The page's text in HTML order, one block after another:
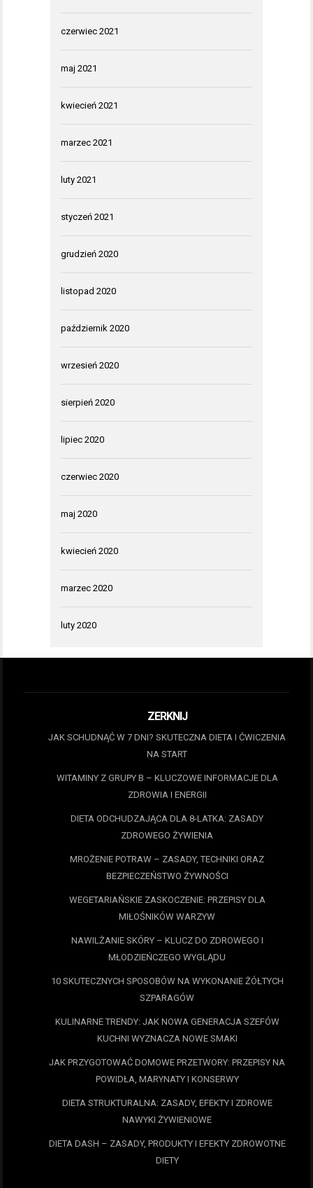
czerwiec 2021
maj 2021
kwiecień 2021
marzec 2021
luty 2021
styczeń 2021
grudzień 2020
listopad 2020
październik 2020
wrzesień 2020
sierpień 2020
lipiec 2020
czerwiec 2020
maj 2020
kwiecień 2020
marzec 2020
luty 2020
ZERKNIJ
JAK SCHUDNĄĆ W 7 DNI? SKUTECZNA DIETA I ĆWICZENIA
NA START
WITAMINY Z GRUPY B – KLUCZOWE INFORMACJE DLA
ZDROWIA I ENERGII
DIETA ODCHUDZAJĄCA DLA 8-LATKA: ZASADY
ZDROWEGO ŻYWIENIA
MROŻENIE POTRAW – ZASADY, TECHNIKI ORAZ
BEZPIECZEŃSTWO ŻYWNOŚCI
WEGETARIAŃSKIE ZASKOCZENIE: PRZEPISY DLA
MIŁOŚNIKÓW WARZYW
NAWILŻANIE SKÓRY – KLUCZ DO ZDROWEGO I
MŁODZIEŃCZEGO WYGLĄDU
10 SKUTECZNYCH SPOSOBÓW NA WYKONANIE ŻÓŁTYCH
SZPARAGÓW
KULINARNE TRENDY: JAK NOWA GENERACJA SZEFÓW
KUCHNI WYZNACZA NOWE SMAKI
JAK PRZYGOTOWAĆ DOMOWE PRZETWORY: PRZEPISY NA
POWIDŁA, MARYNATY I KONSERWY
DIETA STRUKTURALNA: ZASADY, EFEKTY I ZDROWE
NAWYKI ŻYWIENIOWE
DIETA DASH – ZASADY, PRODUKTY I EFEKTY ZDROWOTNE
DIETY